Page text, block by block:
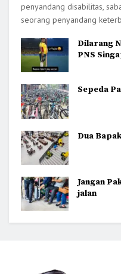
penyandang disabilitas,
seorang penyandang
Dilarang
PNS
Sepeda
Dua
Jangan
jalan